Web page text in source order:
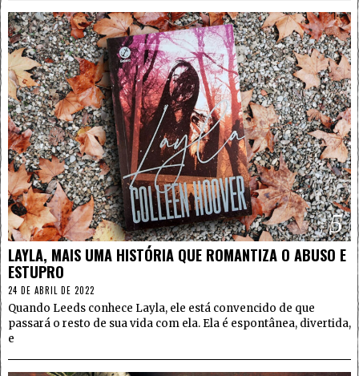
5
LAYLA, MAIS UMA HISTÓRIA QUE ROMANTIZA O ABUSO E
ESTUPRO
24 DE ABRIL DE 2022
Quando Leeds conhece Layla, ele está convencido de que
passará o resto de sua vida com ela. Ela é espontânea, divertida,
e